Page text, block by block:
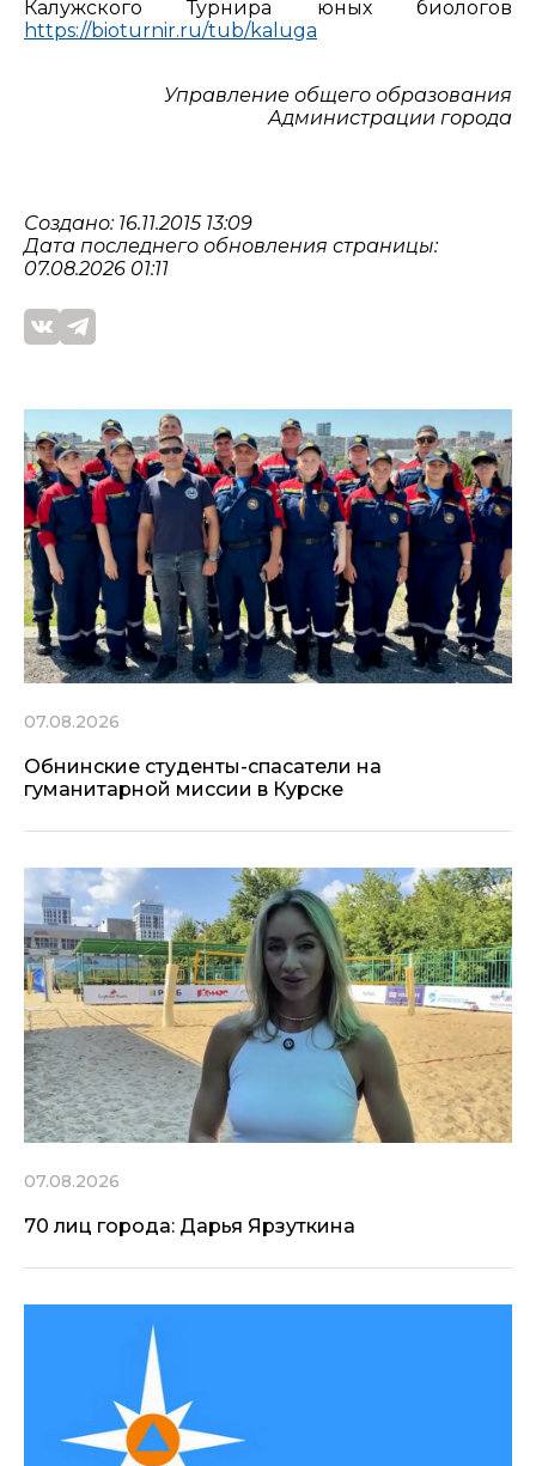
Калужского Турнира юных биологов
https://bioturnir.ru/tub/kaluga
Управление общего образования
Администрации города
Создано: 16.11.2015 13:09
Дата последнего обновления страницы:
07.08.2026 01:11
07.08.2026
Обнинские студенты-спасатели на
гуманитарной миссии в Курске
07.08.2026
70 лиц города: Дарья Ярзуткина